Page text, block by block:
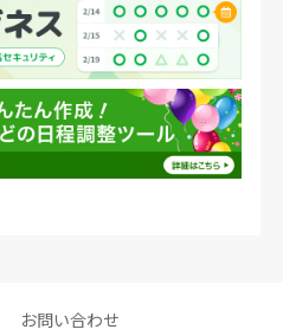
お問い合わせ